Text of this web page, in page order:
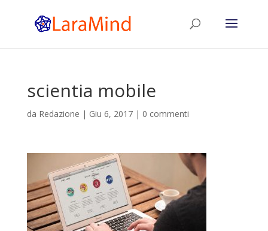
scientia mobile
da Redazione | Giu 6, 2017| 0 commenti